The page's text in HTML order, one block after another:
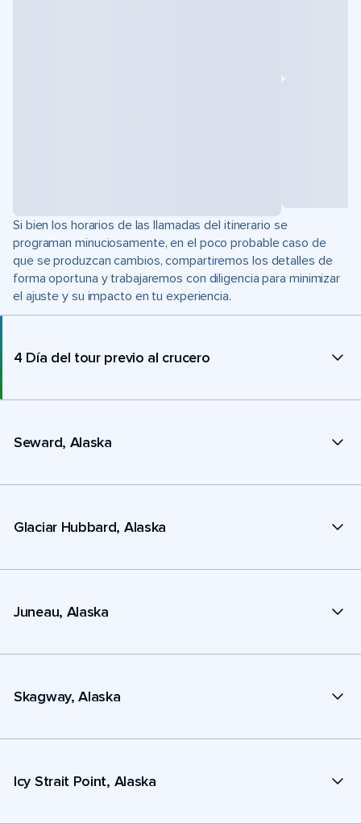
Si bien los horarios de las llamadas del itinerario se
programan minuciosamente, en el poco probable caso de
que se produzcan cambios, compartiremos los detalles de
forma oportuna y trabajaremos con diligencia para minimizar
el ajuste y su impacto en tu experiencia.
4 Día del tour previo al crucero
Seward, Alaska
Glaciar Hubbard, Alaska
Juneau, Alaska
Skagway, Alaska
Icy Strait Point, Alaska